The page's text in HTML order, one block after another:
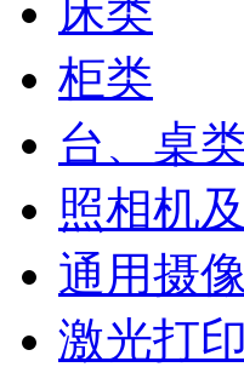
床类
柜类
台、桌
照相机
通用摄
激光打